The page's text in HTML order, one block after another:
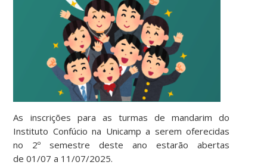
As inscrições para as turmas de mandarim do
Instituto Confúcio na Unicamp a serem oferecidas
no 2º semestre deste ano estarão abertas
de 01/07 a 11/07/2025.